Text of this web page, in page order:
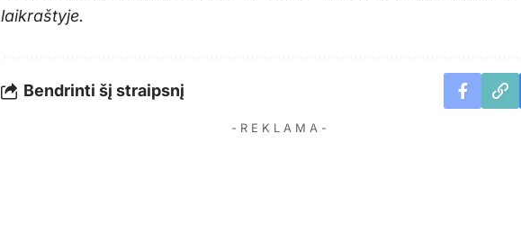
laikraštyje.
Bendrinti šį straipsnį
- R E K L A M A -